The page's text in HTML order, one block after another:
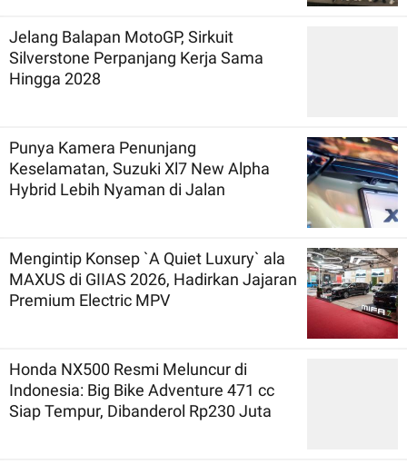
Jelang Balapan MotoGP, Sirkuit
Silverstone Perpanjang Kerja Sama
Hingga 2028
Punya Kamera Penunjang
Keselamatan, Suzuki Xl7 New Alpha
Hybrid Lebih Nyaman di Jalan
Mengintip Konsep `A Quiet Luxury` ala
MAXUS di GIIAS 2026, Hadirkan Jajaran
Premium Electric MPV
Honda NX500 Resmi Meluncur di
Indonesia: Big Bike Adventure 471 cc
Siap Tempur, Dibanderol Rp230 Juta